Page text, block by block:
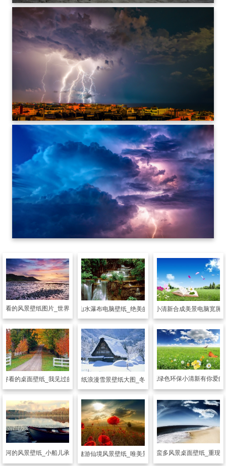
好看的风景壁纸图片_世界奇妙的景观
风景壁纸 山水瀑布电脑壁纸_绝美的大千世界
风景壁纸 小清新合成美景电脑宽屏
好看的桌面壁纸_我见过的最美的景
风景壁纸浪漫雪景壁纸大图_冬天的美
风景壁纸绿色环保小清新有你爱
河的风景壁纸_小船儿承载着对家的思念
风景壁纸沉醉遨游仙境风景壁纸_唯美景色只应天上有
风景壁纸 蛮多风景桌面壁纸_重现